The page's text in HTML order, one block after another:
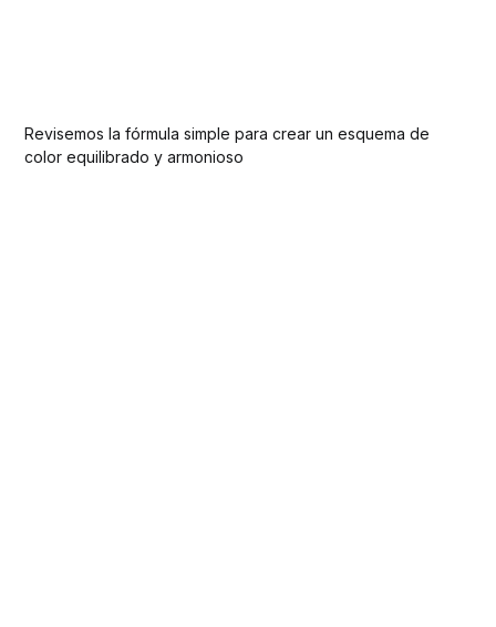
Revisemos la fórmula simple para crear un esquema de
color equilibrado y armonioso